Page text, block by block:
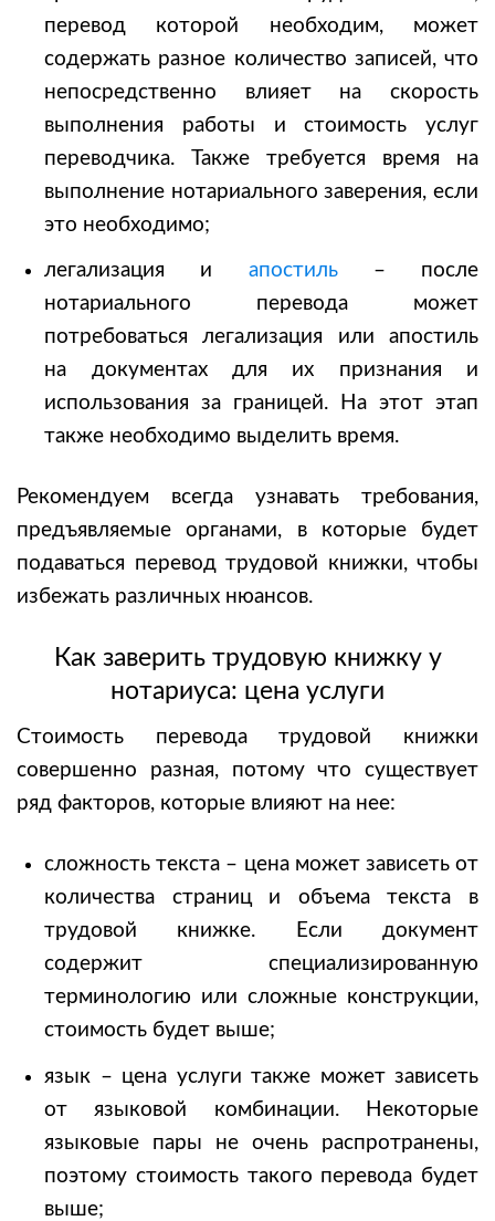
перевод которой необходим, может
содержать разное количество записей, что
непосредственно влияет на скорость
выполнения работы и стоимость услуг
переводчика. Также требуется время на
выполнение нотариального заверения, если
это необходимо;
легализация и апостиль– после
нотариального перевода может
потребоваться легализация или апостиль
на документах для их признания и
использования за границей. На этот этап
также необходимо выделить время.
Рекомендуем всегда узнавать требования,
предъявляемые органами, в которые будет
подаваться перевод трудовой книжки, чтобы
избежать различных нюансов.
Как заверить трудовую книжку у
нотариуса: цена услуги
Стоимость перевода трудовой книжки
совершенно разная, потому что существует
ряд факторов, которые влияют на нее:
сложность текста – цена может зависеть от
количества страниц и объема текста в
трудовой книжке. Если документ
содержит специализированную
терминологию или сложные конструкции,
стоимость будет выше;
язык – цена услуги также может зависеть
от языковой комбинации. Некоторые
языковые пары не очень распротранены,
поэтому стоимость такого перевода будет
выше;